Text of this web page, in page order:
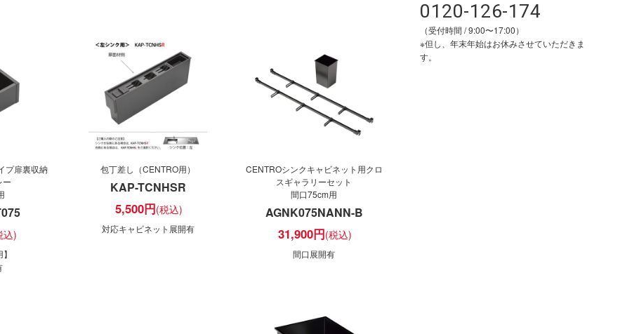
プ扉裏収納
ー
包丁差し（CENTRO用）
KAP-TCNHSR
5,500円
対応キャビネット展開有
CENTROシンクキャビネット用クロ
スギャラリーセット
間口75cm用
AGNK075NANN-B
31,900円
間口展開有
0120-126-174
（受付時間 / 9:00〜17:00）
※但し、年末年始はお休みさせていただきま
す。